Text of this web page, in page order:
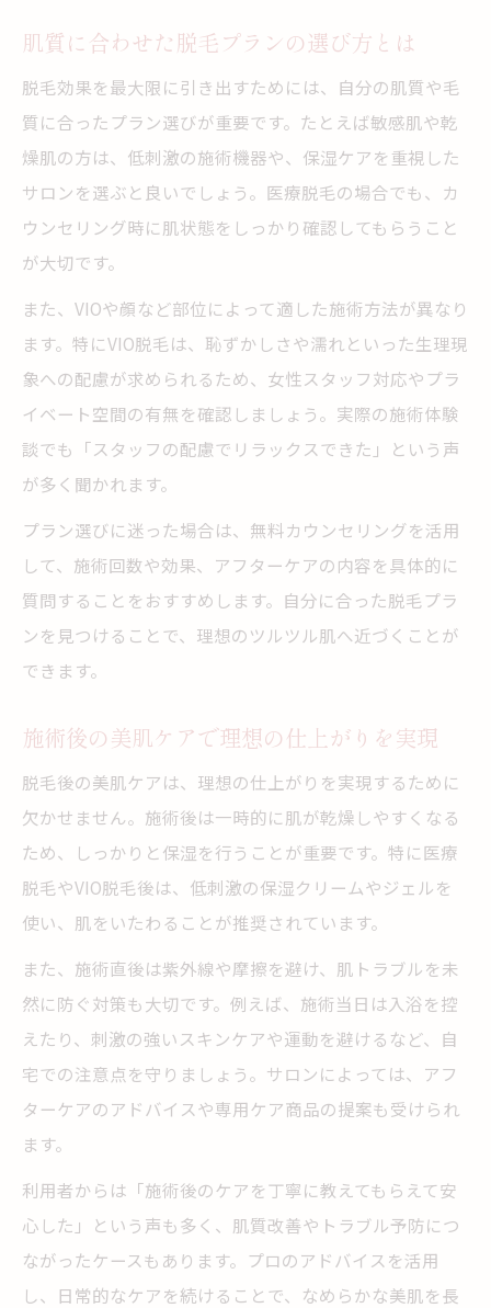
肌質に合わせた脱毛プランの選び方とは
脱毛効果を最大限に引き出すためには、自分の肌質や毛
質に合ったプラン選びが重要です。たとえば敏感肌や乾
燥肌の方は、低刺激の施術機器や、保湿ケアを重視した
サロンを選ぶと良いでしょう。医療脱毛の場合でも、カ
ウンセリング時に肌状態をしっかり確認してもらうこと
が大切です。
また、VIOや顔など部位によって適した施術方法が異なり
ます。特にVIO脱毛は、恥ずかしさや濡れといった生理現
象への配慮が求められるため、女性スタッフ対応やプラ
イベート空間の有無を確認しましょう。実際の施術体験
談でも「スタッフの配慮でリラックスできた」という声
が多く聞かれます。
プラン選びに迷った場合は、無料カウンセリングを活用
して、施術回数や効果、アフターケアの内容を具体的に
質問することをおすすめします。自分に合った脱毛プラ
ンを見つけることで、理想のツルツル肌へ近づくことが
できます。
施術後の美肌ケアで理想の仕上がりを実現
脱毛後の美肌ケアは、理想の仕上がりを実現するために
欠かせません。施術後は一時的に肌が乾燥しやすくなる
ため、しっかりと保湿を行うことが重要です。特に医療
脱毛やVIO脱毛後は、低刺激の保湿クリームやジェルを
使い、肌をいたわることが推奨されています。
また、施術直後は紫外線や摩擦を避け、肌トラブルを未
然に防ぐ対策も大切です。例えば、施術当日は入浴を控
えたり、刺激の強いスキンケアや運動を避けるなど、自
宅での注意点を守りましょう。サロンによっては、アフ
ターケアのアドバイスや専用ケア商品の提案も受けられ
ます。
利用者からは「施術後のケアを丁寧に教えてもらえて安
心した」という声も多く、肌質改善やトラブル予防につ
ながったケースもあります。プロのアドバイスを活用
し、日常的なケアを続けることで、なめらかな美肌を長